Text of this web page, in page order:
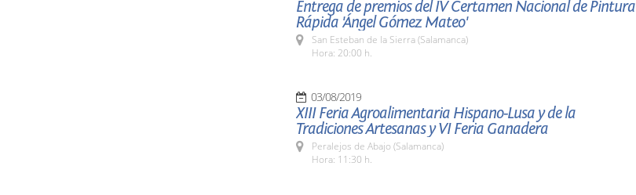
Entrega de premios del IV Certamen Nacional de Pintura
Rápida 'Ángel Gómez Mateo'
San Esteban de la Sierra (Salamanca)
Hora: 20:00 h.
03/08/2019
XIII Feria Agroalimentaria Hispano-Lusa y de la
Tradiciones Artesanas y VI Feria Ganadera
Peralejos de Abajo (Salamanca)
Hora: 11:30 h.